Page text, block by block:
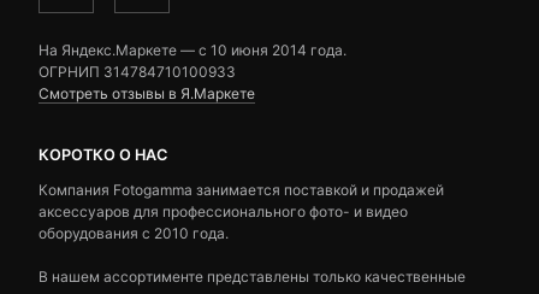
На Яндекс.Маркете — c 10 июня 2014 года.
ОГРНИП 314784710100933
Смотреть отзывы в Я.Маркете
КОРОТКО О НАС
Компания Fotogamma занимается поставкой и продажей
аксессуаров для профессионального фото- и видео
оборудования с 2010 года.
В нашем ассортименте представлены только качественные